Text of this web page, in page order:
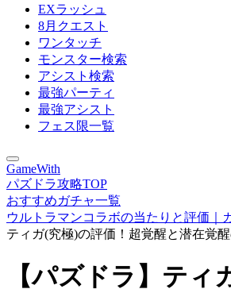
EXラッシュ
8月クエスト
ワンタッチ
モンスター検索
アシスト検索
最強パーティ
最強アシスト
フェス限一覧
GameWith
パズドラ攻略TOP
おすすめガチャ一覧
ウルトラマンコラボの当たりと評価｜
ティガ(究極)の評価！超覚醒と潜在覚
【パズドラ】ティ